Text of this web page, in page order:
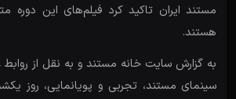
مستند ایران تاکید کرد فیلم‌های این دوره
هستند.
به گزارش سایت خانه مستند و به نقل از